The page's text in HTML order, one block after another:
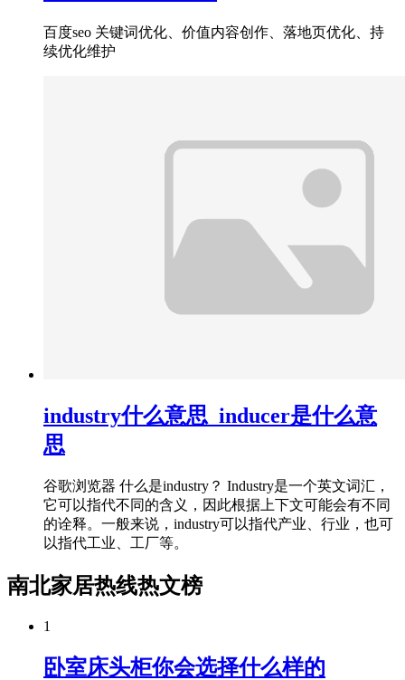
百度seo 关键词优化、价值内容创作、落地页优化、持
续优化维护
industry什么意思_inducer是什么意
思
谷歌浏览器 什么是industry？ Industry是一个英文词汇，
它可以指代不同的含义，因此根据上下文可能会有不同
的诠释。一般来说，industry可以指代产业、行业，也可
以指代工业、工厂等。
南北家居热线热文榜
1
卧室床头柜你会选择什么样的